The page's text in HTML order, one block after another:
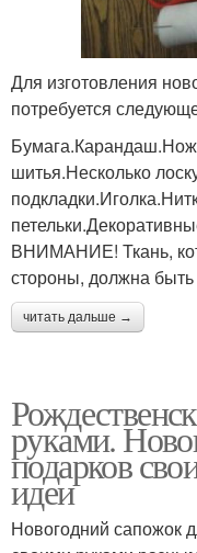
Для изготовления
потребуется
шитья.Несколько
ВНИМАНИЕ! Ткань,
стороны, должна быть
читать дальше →
руками.
подарков
идеи
Новогодний сапожок